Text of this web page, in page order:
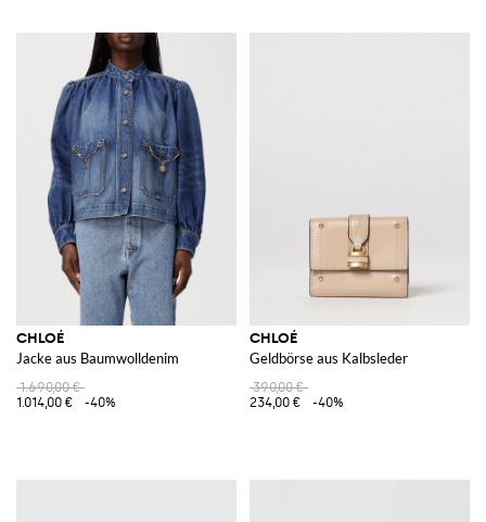
CHLOÉ
Jacke aus Baumwolldenim
1.690,00 €
1.014,00 €
-40%
CHLOÉ
Geldbörse aus Kalbsleder
390,00 €
234,00 €
-40%